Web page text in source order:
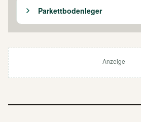
Parkettbodenleger
Anzeige